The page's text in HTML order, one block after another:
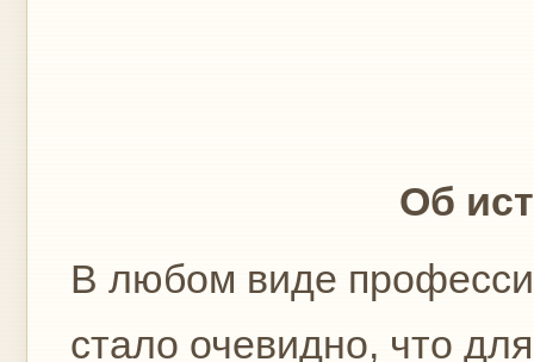
Об
В любом виде
стало очевидно, что